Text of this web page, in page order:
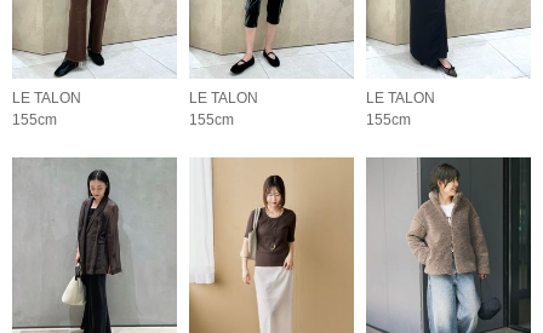
LE TALON
155cm
LE TALON
155cm
LE TALON
155cm